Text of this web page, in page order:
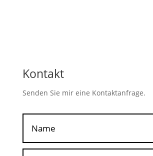
Kontakt
Senden Sie mir eine Kontaktanfrage.